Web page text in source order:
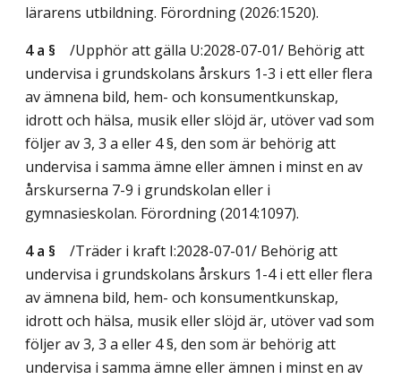
lärarens utbildning. Förordning (2026:1520).
4 a §
/Upphör att gälla U:2028-07-01/ Behörig att
undervisa i grundskolans årskurs 1-3 i ett eller flera
av ämnena bild, hem- och konsumentkunskap,
idrott och hälsa, musik eller slöjd är, utöver vad som
följer av 3, 3 a eller 4 §, den som är behörig att
undervisa i samma ämne eller ämnen i minst en av
årskurserna 7-9 i grundskolan eller i
gymnasieskolan. Förordning (2014:1097).
4 a §
/Träder i kraft I:2028-07-01/ Behörig att
undervisa i grundskolans årskurs 1-4 i ett eller flera
av ämnena bild, hem- och konsumentkunskap,
idrott och hälsa, musik eller slöjd är, utöver vad som
följer av 3, 3 a eller 4 §, den som är behörig att
undervisa i samma ämne eller ämnen i minst en av